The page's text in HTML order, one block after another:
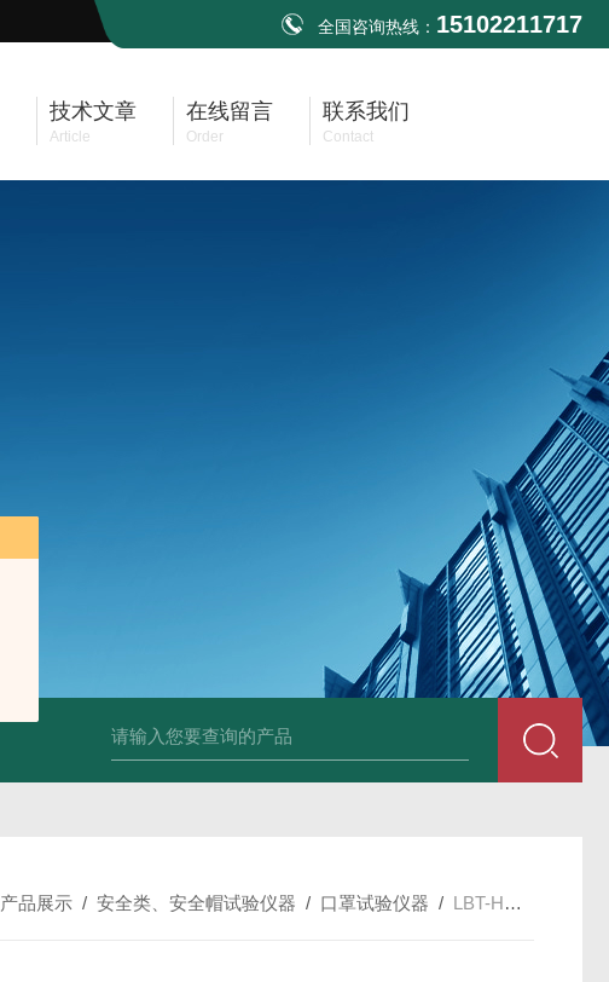
全国咨询热线： 15102211717
技术文章
Article
在线留言
Order
联系我们
Contact
全自动多功能建材冻融试验机（负50度） TG-17A塑料薄
产品展示 /安全类、安全帽试验仪器 / 口罩试验仪器 / LBT-HW-716口罩机械振动预处理试验箱